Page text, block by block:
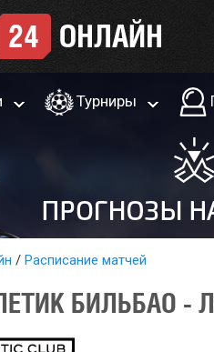
Турниры
Расписание матчей
БИЛЬБАО -